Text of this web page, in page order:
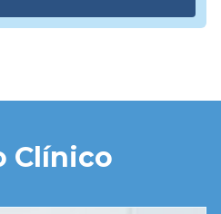
Clínico